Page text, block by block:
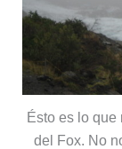
Ésto es lo
del Fox. No